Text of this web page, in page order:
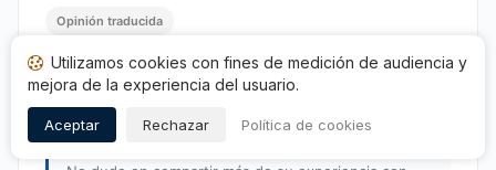
Opinión traducida
Respuesta de Cosmé’Chic
Publicada el 09/01/2026
Hola,
Utilizamos cookies con fines de medición de audiencia y
mejora de la experiencia del usuario.
Aceptar Rechazar Política de cookies